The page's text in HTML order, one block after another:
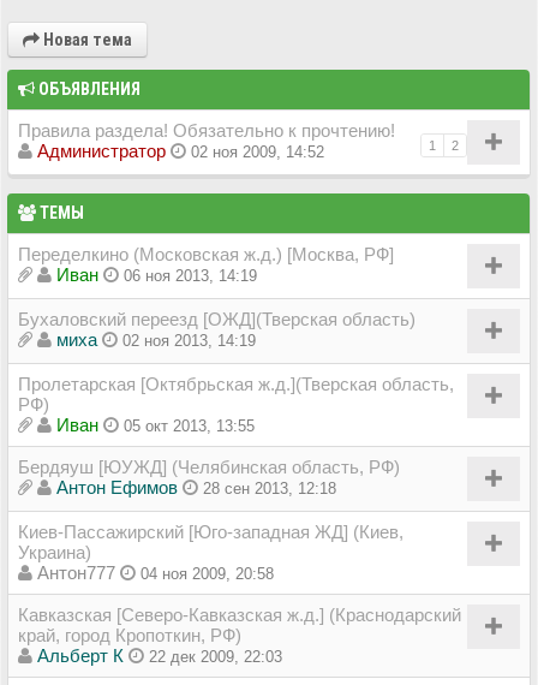
Новая тема
ОБЪЯВЛЕНИЯ
Правила раздела! Обязательно к прочтению!
1 2
Администратор 02 ноя 2009, 14:52
ТЕМЫ
Переделкино (Московская ж.д.) [Москва, РФ]
Иван
06 ноя 2013, 14:19
Бухаловский переезд [ОЖД](Тверская область)
миха
02 ноя 2013, 14:19
Пролетарская [Октябрьская ж.д.](Тверская область,
РФ)
Иван
05 окт 2013, 13:55
Бердяуш [ЮУЖД] (Челябинская область, РФ)
Антон Ефимов
28 сен 2013, 12:18
Киев-Пассажирский [Юго-западная ЖД] (Киев,
Украина)
Антон777
04 ноя 2009, 20:58
Кавказская [Северо-Кавказская ж.д.] (Краснодарский
край, город Кропоткин, РФ)
Альберт К
22 дек 2009, 22:03